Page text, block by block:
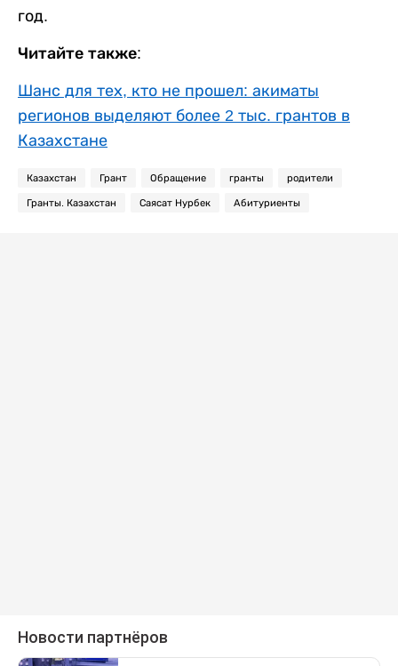
год.
Читайте также:
Шанс для тех, кто не прошел: акиматы
регионов выделяют более 2 тыс. грантов в
Казахстане
Казахстан Грант Обращение гранты родители
Гранты. Казахстан Саясат Нурбек Абитуриенты